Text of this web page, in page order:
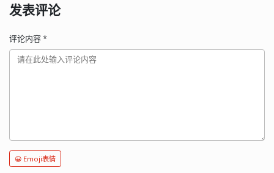
发表评论
评论内容*
😀 Emoji表情